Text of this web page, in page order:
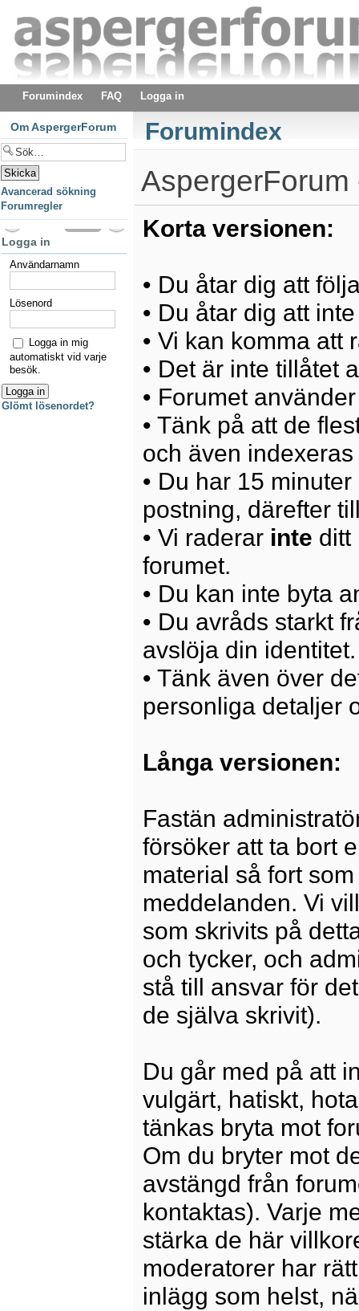
Forumindex FAQ Logga in
Forumindex
AspergerForum
Korta versionen:
• Du åtar dig att
• Du åtar dig att
• Vi kan komma att
• Det är inte tillåtet
• Forumet
• Tänk på att de
och även
• Du har 15
postning, därefter
• Vi raderar inte ditt
forumet.
• Du kan inte byta
• Du avråds starkt
avslöja din identitet.
• Tänk även över
personliga detaljer
Långa versionen:
Fastän
försöker att ta bort
material så fort
meddelanden. Vi
som skrivits på
och tycker, och
stå till ansvar för
de själva skrivit).
Du går med på att
vulgärt, hatiskt,
tänkas bryta mot
Om du bryter mot
avstängd från
kontaktas). Varje
stärka de här
moderatorer har
inlägg som helst,
Om AspergerForum
Avancerad sökning
Forumregler
Logga in
Användarnamn
Lösenord
Logga in mig
automatiskt vid varje
besök.
Glömt lösenordet?